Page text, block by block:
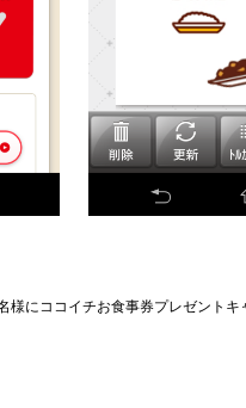
様にココイチお食事券プレゼントキ